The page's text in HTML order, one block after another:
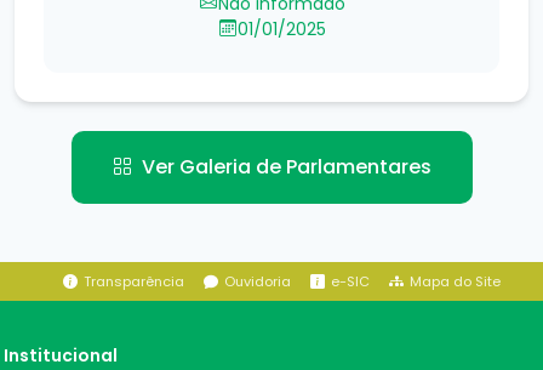
01/01/2025
Ver Galeria de Parlamentares
Transparência Ouvidoria e-SIC Mapa do Site
Institucional